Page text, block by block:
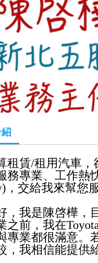
租賃/租用汽車
務專業、工作熱
)，交給我來幫您
，我是陳啓樺，
之前，我在
專業都很滿意。
，我相信能提供